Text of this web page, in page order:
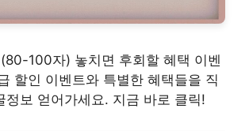
100자) 놓치면 후회할 혜택 이벤
할인 이벤트와 특별한 혜택들을 직
정보 얻어가세요. 지금 바로 클릭!